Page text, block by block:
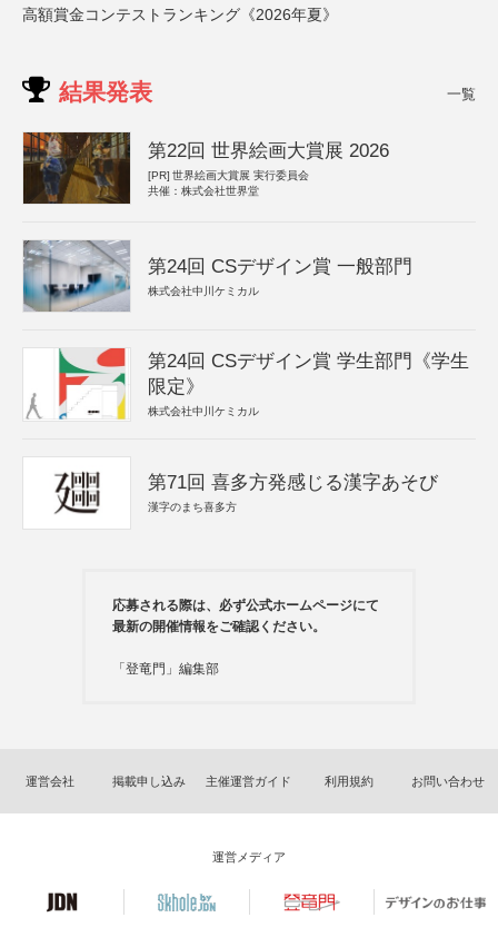
高額賞金コンテストランキング《2026年夏》
結果発表 一覧
第22回 世界絵画大賞展 2026
[PR] 世界絵画大賞展 実行委員会
共催：株式会社世界堂
第24回 CSデザイン賞 一般部門
株式会社中川ケミカル
第24回 CSデザイン賞 学生部門《学生
限定》
株式会社中川ケミカル
第71回 喜多方発感じる漢字あそび
漢字のまち喜多方
応募される際は、必ず公式ホームページにて
最新の開催情報をご確認ください。
「登竜門」編集部
運営会社 掲載申し込み 主催運営ガイド 利用規約 お問い合わせ
運営メディア